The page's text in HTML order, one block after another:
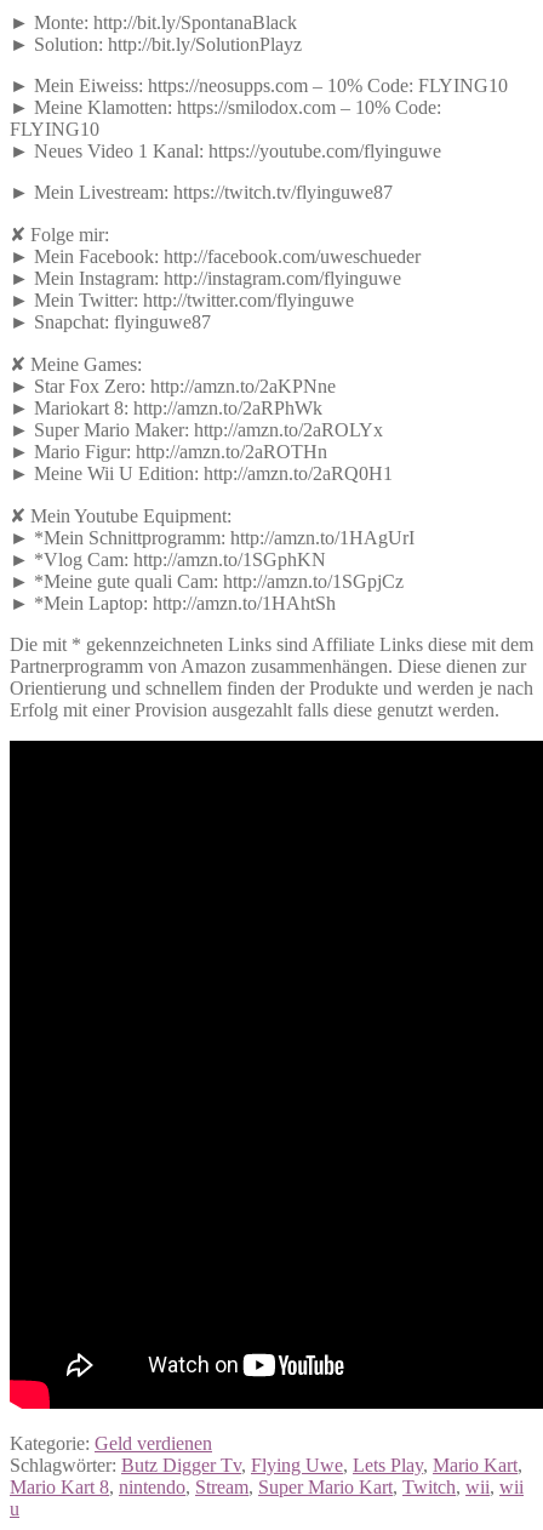
► Monte: http://bit.ly/SpontanaBlack
► Solution: http://bit.ly/SolutionPlayz
► Mein Eiweiss: https://neosupps.com – 10% Code: FLYING10
► Meine Klamotten: https://smilodox.com – 10% Code:
FLYING10
► Neues Video 1 Kanal: https://youtube.com/flyinguwe
► Mein Livestream: https://twitch.tv/flyinguwe87
✘ Folge mir:
► Mein Facebook: http://facebook.com/uweschueder
► Mein Instagram: http://instagram.com/flyinguwe
► Mein Twitter: http://twitter.com/flyinguwe
► Snapchat: flyinguwe87
✘ Meine Games:
► Star Fox Zero: http://amzn.to/2aKPNne
► Mariokart 8: http://amzn.to/2aRPhWk
► Super Mario Maker: http://amzn.to/2aROLYx
► Mario Figur: http://amzn.to/2aROTHn
► Meine Wii U Edition: http://amzn.to/2aRQ0H1
✘ Mein Youtube Equipment:
► *Mein Schnittprogramm: http://amzn.to/1HAgUrI
► *Vlog Cam: http://amzn.to/1SGphKN
► *Meine gute quali Cam: http://amzn.to/1SGpjCz
► *Mein Laptop: http://amzn.to/1HAhtSh
Die mit * gekennzeichneten Links sind Affiliate Links diese mit dem
Partnerprogramm von Amazon zusammenhängen. Diese dienen zur
Orientierung und schnellem finden der Produkte und werden je nach
Erfolg mit einer Provision ausgezahlt falls diese genutzt werden.
Kategorie: Geld verdienen
Schlagwörter: Butz Digger Tv, Flying Uwe, Lets Play, Mario Kart,
Mario Kart 8, nintendo, Stream, Super Mario Kart, Twitch, wii, wii
u